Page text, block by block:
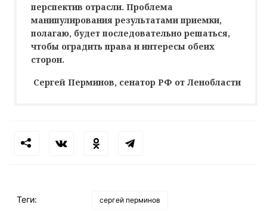
перспектив отрасли. Проблема
манипулирования результатами приемки,
полагаю, будет последовательно решаться,
чтобы оградить права и интересы обеих
сторон.
Сергей Перминов, сенатор РФ от Ленобласти
Теги: сергей перминов